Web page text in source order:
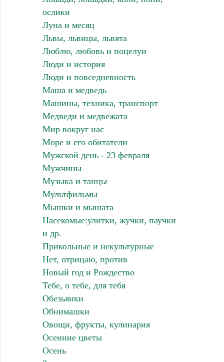
ослики
Луна и месяц
Львы, львицы, львята
Люблю, любовь и поцелуи
Люди и история
Люди и повседневность
Маша и медведь
Машины, техника, транспорт
Медведи и медвежата
Мир вокруг нас
Море и его обитатели
Мужской день - 23 февраля
Мужчины
Музыка и танцы
Мультфильмы
Мышки и мышата
Насекомые:улитки, жучки, паучки
и др.
Прикольные и некультурные
Нет, отрицаю, против
Новый год и Рождество
Тебе, о тебе, для тебя
Обезьянки
Обнимашки
Овощи, фрукты, кулинария
Осенние цветы
Осень